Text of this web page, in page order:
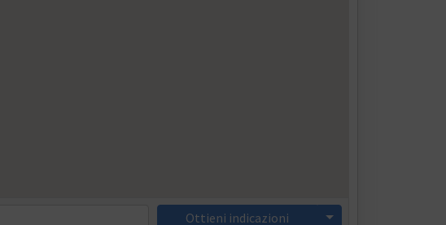
Ottieni indicazioni